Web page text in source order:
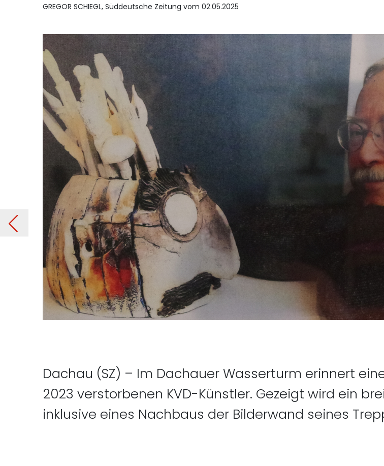
GREGOR SCHIEGL, Süddeutsche Zeitung vom 02.05.2025
Dachau (SZ) – Im Dachauer Wasserturm erinnert
2023 verstorbenen KVD-Künstler. Gezeigt wird ein
inklusive eines Nachbaus der Bilderwand seines
Vorheriger Beitrag: